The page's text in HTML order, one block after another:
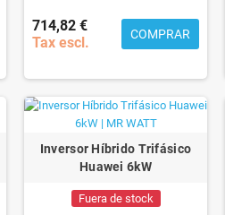
714,82 €
Tax escl.
COMPRAR
Inversor Híbrido Trifásico
Huawei 6kW
Fuera de stock